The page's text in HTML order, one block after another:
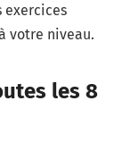
exercices
votre niveau.
les 8